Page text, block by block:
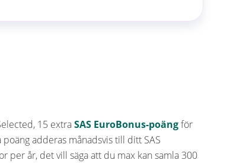
15 extraSAS EuroBonus-poängför
adderas månadsvis till ditt SAS
per år, det vill säga att du max kan samla 300